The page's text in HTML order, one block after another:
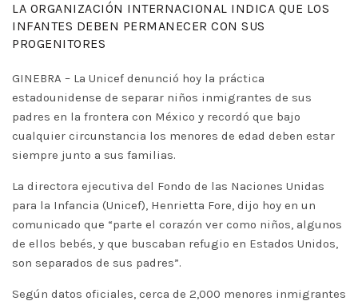
LA ORGANIZACIÓN INTERNACIONAL INDICA QUE LOS
INFANTES DEBEN PERMANECER CON SUS
PROGENITORES
GINEBRA – La Unicef denunció hoy la práctica
estadounidense de separar niños inmigrantes de sus
padres en la frontera con México y recordó que bajo
cualquier circunstancia los menores de edad deben estar
siempre junto a sus familias.
La directora ejecutiva del Fondo de las Naciones Unidas
para la Infancia (Unicef), Henrietta Fore, dijo hoy en un
comunicado que “parte el corazón ver como niños, algunos
de ellos bebés, y que buscaban refugio en Estados Unidos,
son separados de sus padres”.
Según datos oficiales, cerca de 2,000 menores inmigrantes